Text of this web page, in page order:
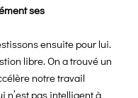
ses
ensuite pour lui.
libre. On a trouvé un
notre travail
n’est pas intelligent à